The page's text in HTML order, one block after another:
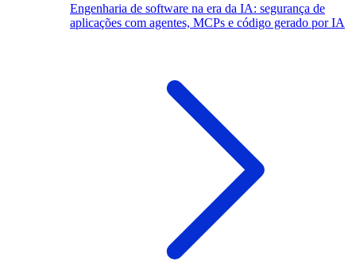
Engenharia de software na era da IA: segurança de
aplicações com agentes, MCPs e código gerado por IA